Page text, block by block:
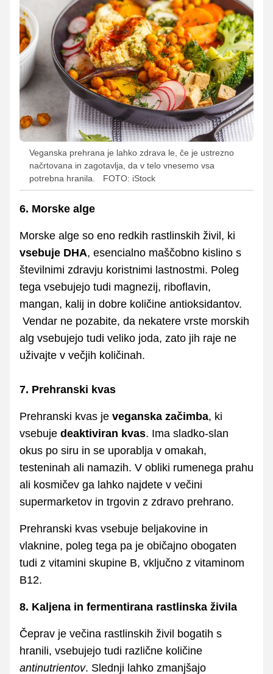
Veganska prehrana je lahko zdrava le, če je ustrezno
načrtovana in zagotavlja, da v telo vnesemo vsa
potrebna hranila.
FOTO: iStock
6. Morske alge
Morske alge so eno redkih rastlinskih živil, ki
vsebuje DHA, esencialno maščobno kislino s
številnimi zdravju koristnimi lastnostmi. Poleg
tega vsebujejo tudi magnezij, riboflavin,
mangan, kalij in dobre količine antioksidantov.
Vendar ne pozabite, da nekatere vrste morskih
alg vsebujejo tudi veliko joda, zato jih raje ne
uživajte v večjih količinah.
7. Prehranski kvas
Prehranski kvas je veganska začimba, ki
vsebuje deaktiviran kvas. Ima sladko-slan
okus po siru in se uporablja v omakah,
testeninah ali namazih. V obliki rumenega prahu
ali kosmičev ga lahko najdete v večini
supermarketov in trgovin z zdravo prehrano.
Prehranski kvas vsebuje beljakovine in
vlaknine, poleg tega pa je običajno obogaten
tudi z vitamini skupine B, vključno z vitaminom
B12.
8. Kaljena in fermentirana rastlinska živila
Čeprav je večina rastlinskih živil bogatih s
hranili, vsebujejo tudi različne količine
antinutrientov. Slednji lahko zmanjšajo